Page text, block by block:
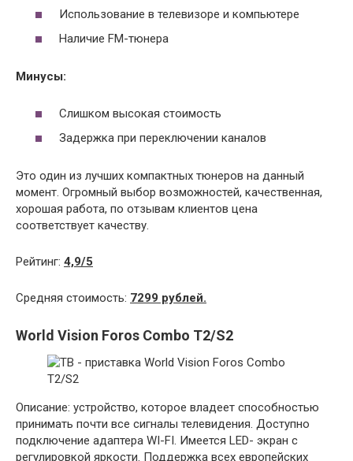
Использование в телевизоре и компьютере
Наличие FM-тюнера
Минусы:
Слишком высокая стоимость
Задержка при переключении каналов
Это один из лучших компактных тюнеров на данный
момент. Огромный выбор возможностей, качественная,
хорошая работа, по отзывам клиентов цена
соответствует качеству.
Рейтинг: 4,9/5
Средняя стоимость: 7299 рублей.
World Vision Foros Combo T2/S2
Описание: устройство, которое владеет способностью
принимать почти все сигналы телевидения. Доступно
подключение адаптера WI-FI. Имеется LED- экран с
регулировкой яркости. Поддержка всех европейских